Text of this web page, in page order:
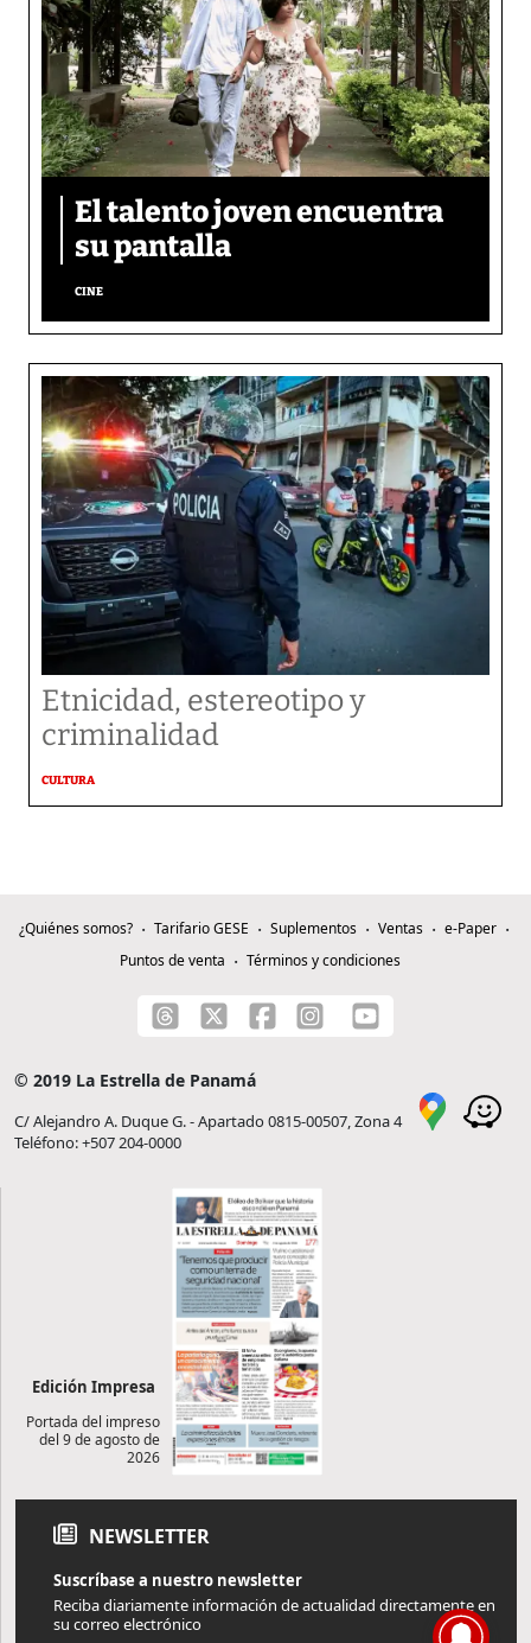
El talento joven encuentra
su pantalla​
CINE
Etnicidad, estereotipo y
criminalidad
CULTURA
¿Quiénes somos? Tarifario GESE Suplementos Ventas
e-Paper
Puntos de venta
Términos y condiciones
© 2019 La Estrella de Panamá
C/ Alejandro A. Duque G. - Apartado 0815-00507, Zona 4
Teléfono: +507 204-0000
Edición Impresa
Portada del impreso
del 9 de agosto de
2026
NEWSLETTER
Suscríbase a nuestro newsletter
Reciba diariamente información de actualidad directamente en
su correo electrónico